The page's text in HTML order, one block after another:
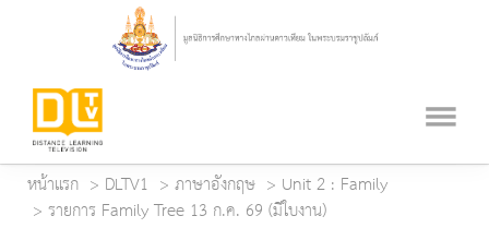
หน้าแรก DLTV1 ภาษาอังกฤษ
Unit 2 : Family
รายการ Family Tree 13 ก.ค. 69 (มีใบงาน)